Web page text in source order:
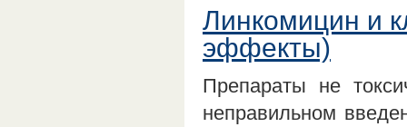
Линкомицин и
эффекты)
Препараты не
неправильном